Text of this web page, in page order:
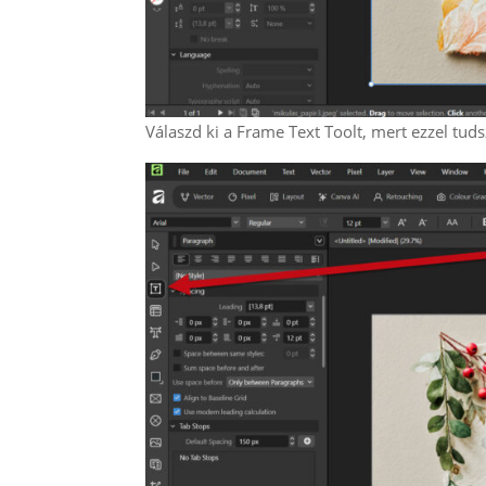
Válaszd ki a Frame Text Toolt, mert ezzel